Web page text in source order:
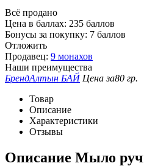
Всё продано
Цена в баллах: 235 баллов
Бонусы за покупку: 7 баллов
Отложить
Продавец: 9 монахов
Наши преимущества
БрендАлтын БАЙ Цена за80 гр.
Товар
Описание
Характеристики
Отзывы
Описание Мыло